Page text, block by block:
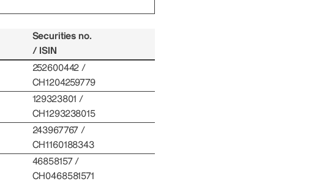
Securities no.
/ ISIN
252600442 /
CH1204259779
129323801 /
CH1293238015
243967767 /
CH1160188343
46858157 /
CH0468581571